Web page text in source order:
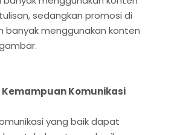
sedangkan promosi di
banyak menggunakan konten
Komunikasi
yang baik dapat